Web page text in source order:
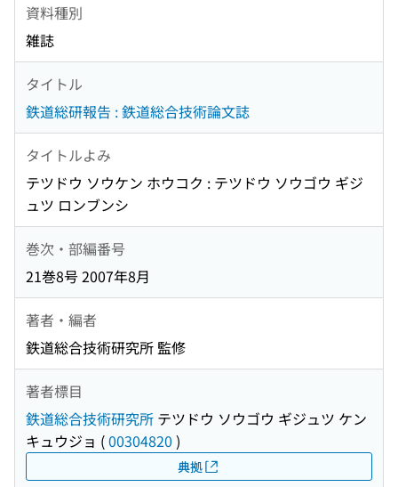
資料種別
雑誌
タイトル
鉄道総研報告 : 鉄道総合技術論文誌
タイトルよみ
テツドウ ソウケン ホウコク : テツドウ ソウゴウ ギジ
ュツ ロンブンシ
巻次・部編番号
21巻8号 2007年8月
著者・編者
鉄道総合技術研究所 監修
著者標目
鉄道総合技術研究所 テツドウ ソウゴウ ギジュツ ケン
キュウジョ (00304820 )
典拠